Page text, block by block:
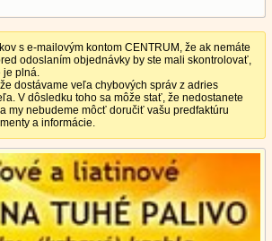
s e-mailovým kontom CENTRUM, že ak nemáte
odoslaním objednávky by ste mali skontrolovať,
je plná.
dostávame veľa chybových správ z adries
V dôsledku toho sa môže stať, že nedostanete
my nebudeme môcť doručiť vašu predfaktúru
a informácie.